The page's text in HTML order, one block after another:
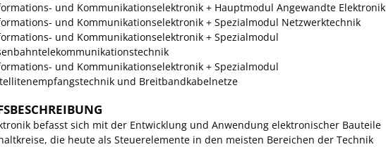
und Kommunikationselektronik + Hauptmodul Angewandte Elektronik
und Kommunikationselektronik + Spezialmodul Netzwerktechnik
und Kommunikationselektronik + Spezialmodul
und Kommunikationselektronik + Spezialmodul
und Breitbandkabelnetze
befasst sich mit der Entwicklung und Anwendung elektronischer Bauteile
die heute als Steuerelemente in den meisten Bereichen der Technik